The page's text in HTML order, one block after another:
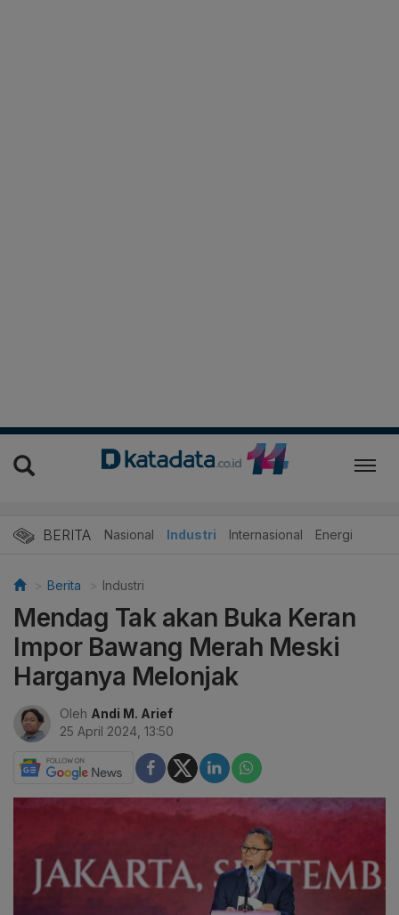
BERITA Nasional Industri Internasional Energi
Berita Industri
Mendag Tak akan Buka Keran
Impor Bawang Merah Meski
Harganya Melonjak
Oleh Andi M. Arief
25 April 2024, 13:50